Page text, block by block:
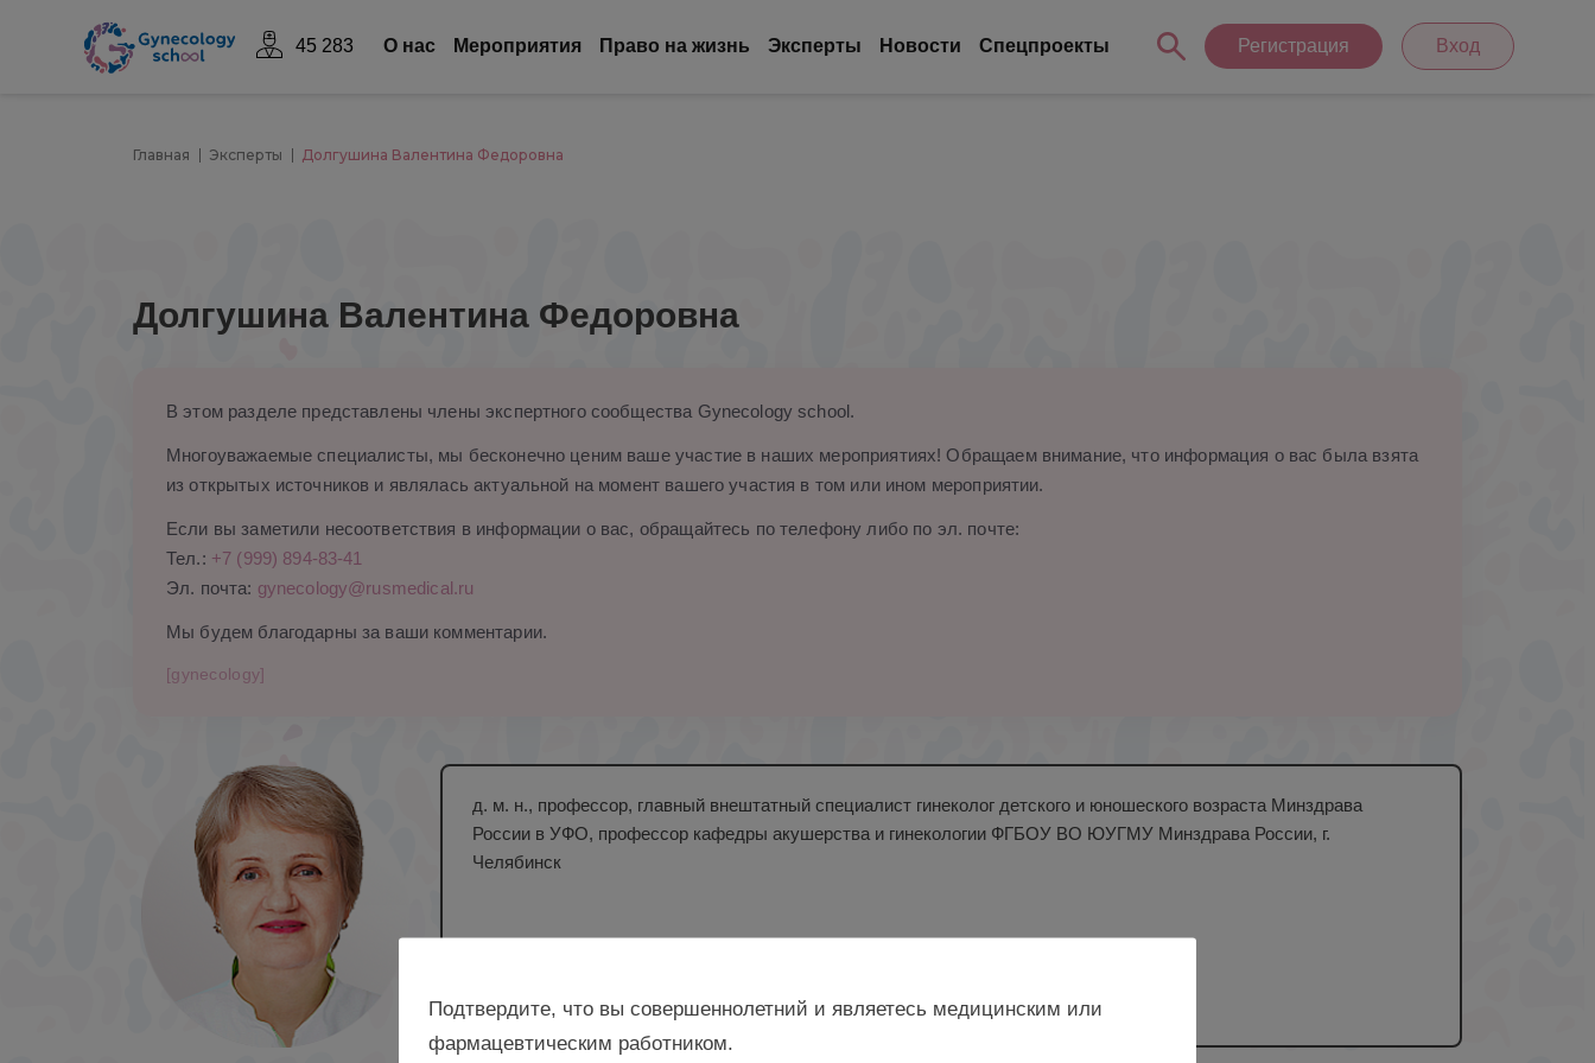
45 283 О нас Mероприятия Право на жизнь Эксперты Новости Спецпроекты Регистрация Вход
Главная Эксперты Долгушина Валентина Федоровна
Долгушина Валентина Федоровна
В этом разделе представлены члены экспертного сообщества Gynecology school.
Многоуважаемые специалисты, мы бесконечно ценим ваше участие в наших мероприятиях! Обращаем внимание, что информация о вас была взята
из открытых источников и являлась актуальной на момент вашего участия в том или ином мероприятии.
Если вы заметили несоответствия в информации о вас, обращайтесь по телефону либо по эл. почте:
Тел.: +7 (999) 894-83-41
Эл. почта: gynecology@rusmedical.ru
Мы будем благодарны за ваши комментарии.
[gynecology]
д. м. н., профессор, главный внештатный специалист гинеколог детского и юношеского возраста Минздрава
России в УФО, профессор кафедры акушерства и гинекологии ФГБОУ ВО ЮУГМУ Минздрава России, г.
Челябинск
Подтвердите, что вы совершеннолетний и являетесь медицинским или
фармацевтическим работником.